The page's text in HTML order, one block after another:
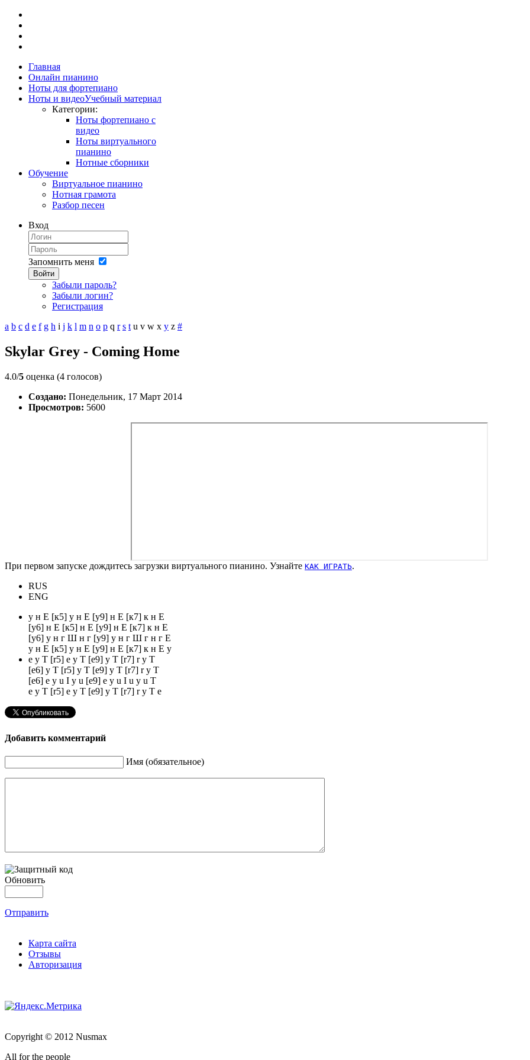
Главная
Онлайн пианино
Ноты для фортепиано
Ноты и видеоУчебный материал
Категории:
Ноты фортепиано с
видео
Ноты виртуального
пианино
Нотные сборники
Обучение
Виртуальное пианино
Нотная грамота
Разбор песен
Вход
Запомнить меня
Войти
Забыли пароль?
Забыли логин?
Регистрация
a b c d e f g h i j k l m n o p q r s t u v w x y z #
Skylar Grey - Coming Home
4.0/5 оценка (4 голосов)
Создано: Понедельник, 17 Март 2014
Просмотров: 5600
При первом запуске дождитесь загрузки виртуального пианино. Узнайте КАК ИГРАТЬ.
RUS
ENG
у н Е [к5] у н Е [у9] н Е [к7] к н Е
[у6] н Е [к5] н Е [у9] н Е [к7] к н Е
[у6] у н г Ш н г [у9] у н г Ш г н г Е
у н Е [к5] у н Е [у9] н Е [к7] к н Е у
e y T [r5] e y T [e9] y T [r7] r y T
[e6] y T [r5] y T [e9] y T [r7] r y T
[e6] e y u I y u [e9] e y u I u y u T
e y T [r5] e y T [e9] y T [r7] r y T e
Добавить комментарий
Имя (обязательное)
Обновить
Отправить
Карта сайта
Отзывы
Авторизация
Copyright © 2012 Nusmax
All for the people